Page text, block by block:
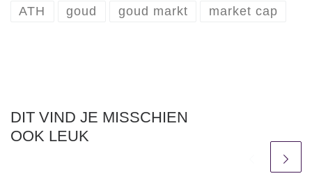
ATH goud goud markt market cap
DIT VIND JE MISSCHIEN
OOK LEUK